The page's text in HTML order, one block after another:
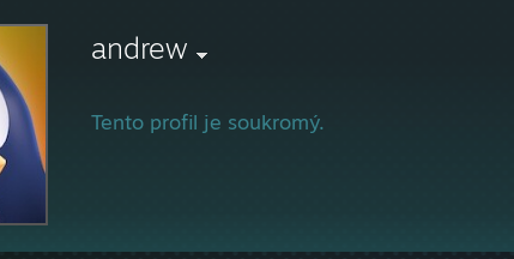
andrew
Tento profil je soukromý.